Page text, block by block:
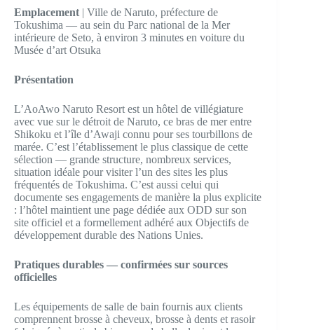
Emplacement | Ville de Naruto, préfecture de
Tokushima — au sein du Parc national de la Mer
intérieure de Seto, à environ 3 minutes en voiture du
Musée d’art Otsuka
Présentation
L’AoAwo Naruto Resort est un hôtel de villégiature
avec vue sur le détroit de Naruto, ce bras de mer entre
Shikoku et l’île d’Awaji connu pour ses tourbillons de
marée. C’est l’établissement le plus classique de cette
sélection — grande structure, nombreux services,
situation idéale pour visiter l’un des sites les plus
fréquentés de Tokushima. C’est aussi celui qui
documente ses engagements de manière la plus explicite
: l’hôtel maintient une page dédiée aux ODD sur son
site officiel et a formellement adhéré aux Objectifs de
développement durable des Nations Unies.
Pratiques durables — confirmées sur sources
officielles
Les équipements de salle de bain fournis aux clients
comprennent brosse à cheveux, brosse à dents et rasoir